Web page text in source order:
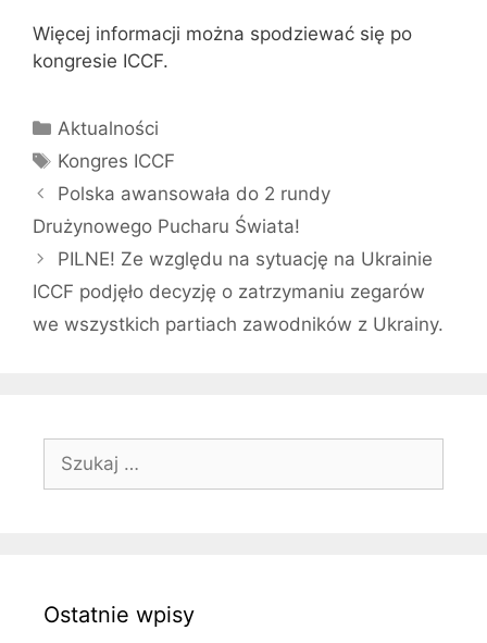
Więcej informacji można spodziewać się po
kongresie ICCF.
Kategorie
Aktualności
Tagi
Kongres ICCF
Polska awansowała do 2 rundy
Drużynowego Pucharu Świata!
PILNE! Ze względu na sytuację na Ukrainie
ICCF podjęło decyzję o zatrzymaniu zegarów
we wszystkich partiach zawodników z Ukrainy.
Szukaj:
Ostatnie wpisy